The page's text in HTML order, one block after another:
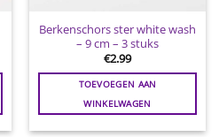
Berkenschors ster white wash
– 9 cm – 3 stuks
€2.99
TOEVOEGEN AAN
WINKELWAGEN